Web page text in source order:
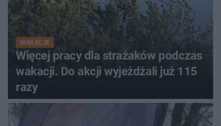
WAKACJE
Więcej pracy dla strażaków podczas
wakacji. Do akcji wyjeżdżali już 115
razy